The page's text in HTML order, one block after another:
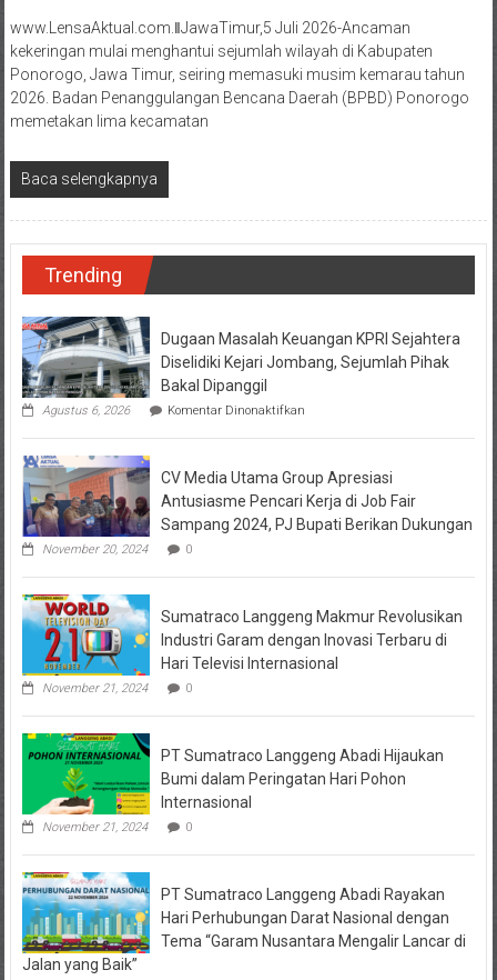
www.LensaAktual.com.ǁJawaTimur,5 Juli 2026-Ancaman
kekeringan mulai menghantui sejumlah wilayah di Kabupaten
Ponorogo, Jawa Timur, seiring memasuki musim kemarau tahun
2026. Badan Penanggulangan Bencana Daerah (BPBD) Ponorogo
memetakan lima kecamatan
Baca selengkapnya
Trending
Dugaan Masalah Keuangan KPRI Sejahtera
Diselidiki Kejari Jombang, Sejumlah Pihak
Bakal Dipanggil
Agustus 6, 2026 Komentar Dinonaktifkanpada
Masalah
KPRI
Sejahtera
Diselidiki
Kejari
Pihak
Dipanggil
CV Media Utama Group Apresiasi
Antusiasme Pencari Kerja di Job Fair
Sampang 2024, PJ Bupati Berikan Dukungan
November 20, 2024 0
Sumatraco Langgeng Makmur Revolusikan
Industri Garam dengan Inovasi Terbaru di
Hari Televisi Internasional
November 21, 2024 0
PT Sumatraco Langgeng Abadi Hijaukan
Bumi dalam Peringatan Hari Pohon
Internasional
November 21, 2024 0
PT Sumatraco Langgeng Abadi Rayakan
Hari Perhubungan Darat Nasional dengan
Tema “Garam Nusantara Mengalir Lancar di
Jalan yang Baik”